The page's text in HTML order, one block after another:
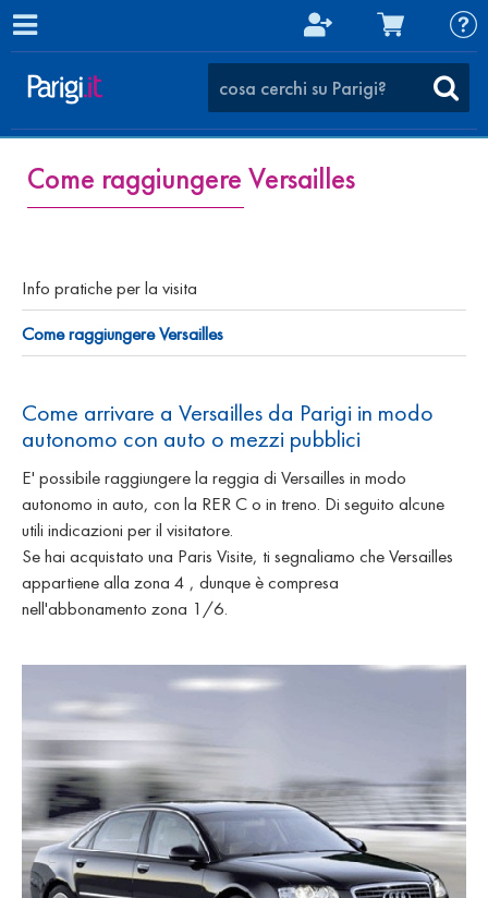
Come raggiungere Versailles
Info pratiche per la visita
Come raggiungere Versailles
Come arrivare a Versailles da Parigi in modo
autonomo con auto o mezzi pubblici
E' possibile raggiungere la reggia di Versailles in modo
autonomo in auto, con la RER C o in treno. Di seguito alcune
utili indicazioni per il visitatore.
Se hai acquistato una Paris Visite, ti segnaliamo che Versailles
appartiene alla zona 4 , dunque è compresa
nell'abbonamento zona 1/6.